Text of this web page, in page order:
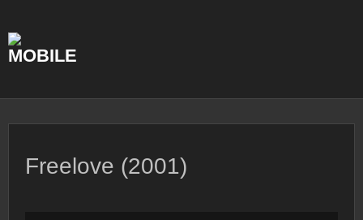
content
Freelove (2001)